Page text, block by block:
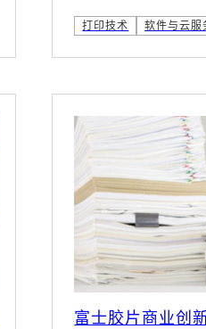
打印技术 软件与云服
富士胶片商业创